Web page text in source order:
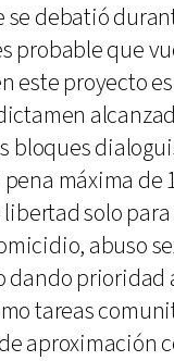
se debatió
probable que
este proyecto
bloques
máxima de
solo
abuso
dando prioridad
tareas
aproximación